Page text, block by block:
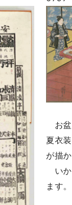
お盆
夏衣
が描
いか
ます